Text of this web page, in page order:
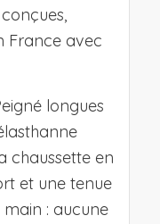
France avec
longues
chaussette en
et une tenue
: aucune